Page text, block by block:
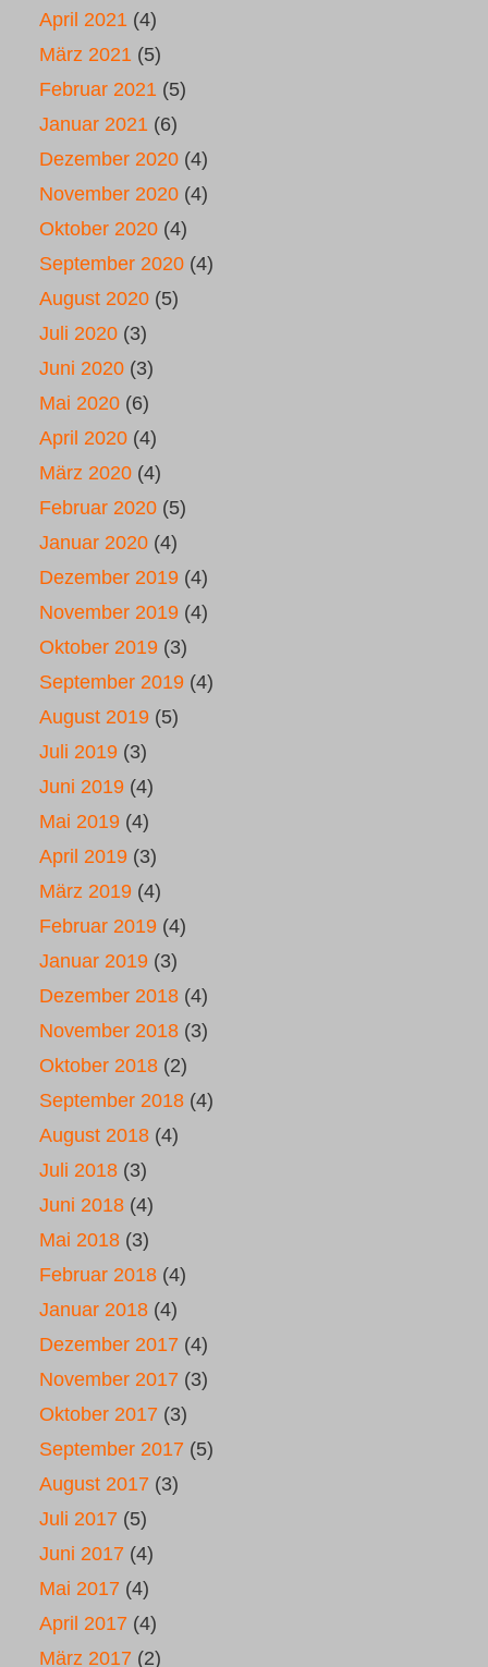
April 2021 (4)
März 2021 (5)
Februar 2021 (5)
Januar 2021 (6)
Dezember 2020 (4)
November 2020 (4)
Oktober 2020 (4)
September 2020 (4)
August 2020 (5)
Juli 2020 (3)
Juni 2020 (3)
Mai 2020 (6)
April 2020 (4)
März 2020 (4)
Februar 2020 (5)
Januar 2020 (4)
Dezember 2019 (4)
November 2019 (4)
Oktober 2019 (3)
September 2019 (4)
August 2019 (5)
Juli 2019 (3)
Juni 2019 (4)
Mai 2019 (4)
April 2019 (3)
März 2019 (4)
Februar 2019 (4)
Januar 2019 (3)
Dezember 2018 (4)
November 2018 (3)
Oktober 2018 (2)
September 2018 (4)
August 2018 (4)
Juli 2018 (3)
Juni 2018 (4)
Mai 2018 (3)
Februar 2018 (4)
Januar 2018 (4)
Dezember 2017 (4)
November 2017 (3)
Oktober 2017 (3)
September 2017 (5)
August 2017 (3)
Juli 2017 (5)
Juni 2017 (4)
Mai 2017 (4)
April 2017 (4)
März 2017 (2)